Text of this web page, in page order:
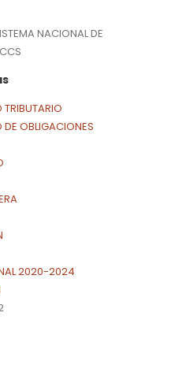
NACIONAL DE
TRIBUTARIO
DE OBLIGACIONES
2020-2024